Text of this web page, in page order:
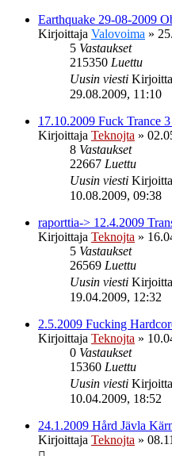
Earthquake 29-08-2009
Kirjoittaja Valovoima »
5 Vastaukset
215350 Luettu
Uusin viesti
29.08.2009, 11:10
17.10.2009 Fuck Trance
Kirjoittaja Teknojta »
8 Vastaukset
22667 Luettu
Uusin viesti
10.08.2009, 09:38
raporttia-> 12.4.2009
Kirjoittaja Teknojta »
5 Vastaukset
26569 Luettu
Uusin viesti
19.04.2009, 12:32
2.5.2009 Fucking
Kirjoittaja Teknojta »
0 Vastaukset
15360 Luettu
Uusin viesti
10.04.2009, 18:52
24.1.2009 Hård Jävla
Kirjoittaja Teknojta »